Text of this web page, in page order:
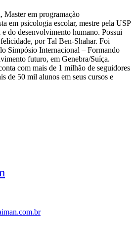
Master em programação
em psicologia escolar, mestre pela USP
do desenvolvimento humano. Possui
por Tal Ben-Shahar. Foi
Simpósio Internacional – Formando
futuro, em Genebra/Suíça.
com mais de 1 milhão de seguidores
de 50 mil alunos em seus cursos e